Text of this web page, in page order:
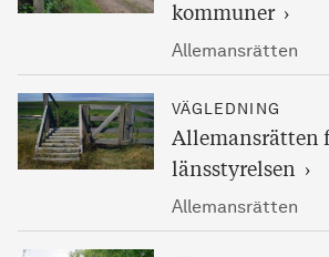
kommuner
Allemansrätten
VÄGLEDNING
Allemansrätten
länsstyrelsen
Allemansrätten